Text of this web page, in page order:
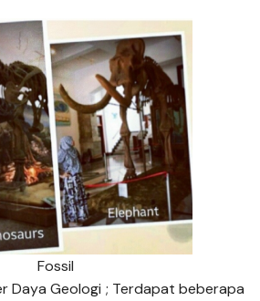
Fossil
Daya Geologi ; Terdapat beberapa